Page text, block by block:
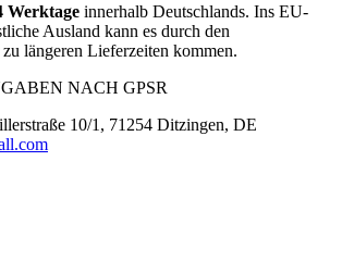
Werktage innerhalb Deutschlands. Ins EU-
Ausland kann es durch den
längeren Lieferzeiten kommen.
NACH GPSR
10/1, 71254 Ditzingen, DE